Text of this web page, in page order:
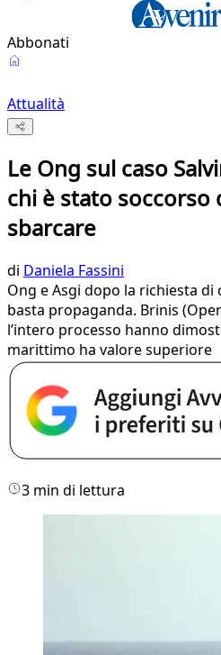
Abbonati
Attualità
Le Ong sul caso
chi è stato soccorso
sbarcare
di Daniela Fassini
Ong e Asgi dopo la richiesta di
basta propaganda. Brinis
l’intero processo hanno
marittimo ha valore superiore
3 min di lettura